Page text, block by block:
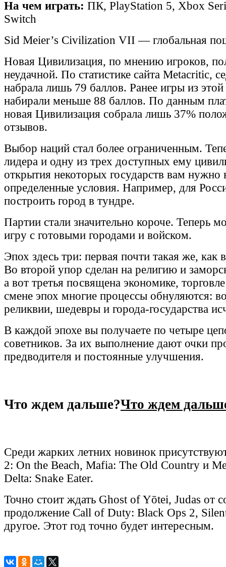
На чем играть: ПК, PlayStation 5, Xbox
Switch
Sid Meier’s Civilization VII — глобальная
Новая Цивилизация, по мнению игроков,
неудачной. По статистике сайта Metacritic,
набрала лишь 79 баллов. Ранее игры из
набирали меньше 88 баллов. По данным
новая Цивилизация собрала лишь 37%
отзывов.
Выбор наций стал более ограниченным.
лидера и одну из трех доступных ему
открытия некоторых государств вам нужно
определенные условия. Например, для
построить город в тундре.
Партии стали значительно короче. Теперь
игру с готовыми городами и войском.
Эпох здесь три: первая почти такая же, как
Во второй упор сделан на религию и
а вот третья посвящена экономике,
смене эпох многие процессы обнуляются:
реликвии, шедевры и города-государства
В каждой эпохе вы получаете по четыре
советников. За их выполнение дают очки
предводителя и постоянные улучшения.
Что ждем дальше?Что ждем
Среди жарких летних новинок
2: On the Beach, Mafia: The Old Country и
Delta: Snake Eater.
Точно стоит ждать Ghost of Yōtei, Judas от
продолжение Call of Duty: Black Ops 2,
другое. Этот год точно будет интересным.